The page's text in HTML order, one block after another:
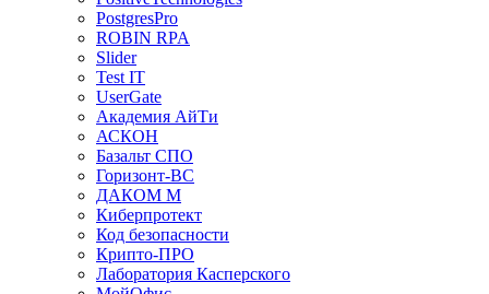
PostgresPro
ROBIN RPA
Slider
Test IT
UserGate
Академия АйТи
АСКОН
Базальт СПО
Горизонт-ВС
ДАКОМ М
Киберпротект
Код безопасности
Крипто-ПРО
Лаборатория Касперского